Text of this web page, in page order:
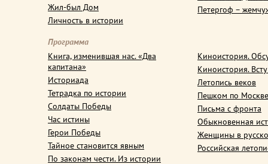
Жил-был Дом
Личность в истории
Петергоф –
Программа
Книга, изменившая нас. «Два
капитана»
Историада
Тетрадка по истории
Солдаты Победы
Час истины
Герои Победы
Тайное становится явным
По законам чести. Из истории
Киноистория.
Киноистория.
Летопись веков
Пешком по Москве
Письма с фронта
Обыкновенная
Женщины в
Российская